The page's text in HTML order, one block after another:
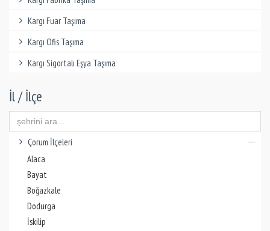
Kargı Fuar Taşıma
Kargı Ofis Taşıma
Kargı Sigortalı Eşya Taşıma
İl / İlçe
Çorum İlçeleri
Alaca
Bayat
Boğazkale
Dodurga
İskilip